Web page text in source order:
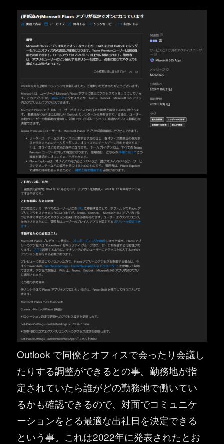
Outlook で同僚とオフィスで会ったり会議し
たりする調整ができるとの事。勤務地が指
定されていたら誰がどの勤務地で働いてい
るかも確認できるので、対面でコミュニケ
ーションをとる最適な出社日を決定できる
という事。これは2022年に発表されたとお